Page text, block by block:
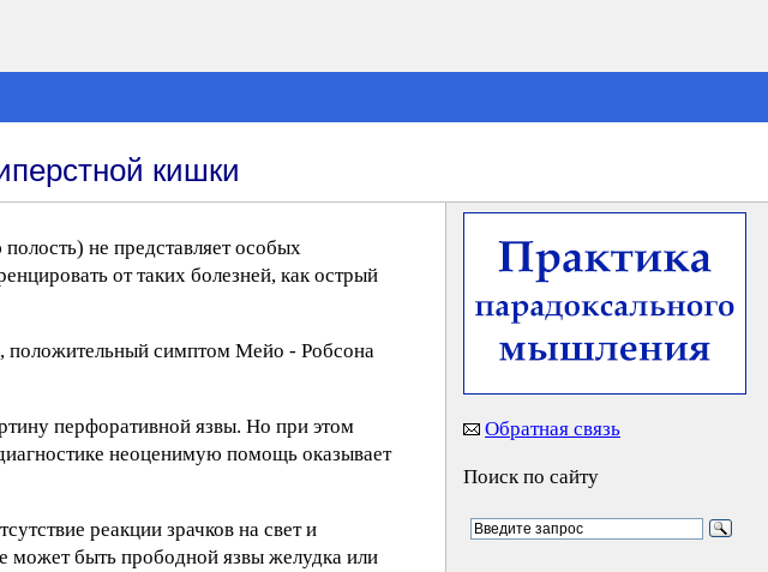
кишки
не представляет особых
от таких болезней, как острый
положительный симптом Мейо - Робсона
перфоративной язвы. Но при этом
неоценимую помощь оказывает
реакции зрачков на свет и
может быть прободной язвы желудка или
Обратная связь
Поиск по сайту